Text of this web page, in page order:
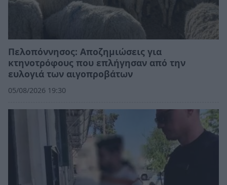
Πελοπόννησος: Αποζημιώσεις για
κτηνοτρόφους που επλήγησαν από την
ευλογιά των αιγοπροβάτων
05/08/2026 19:30